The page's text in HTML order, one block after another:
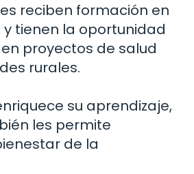
reciben formación en
tienen la oportunidad
proyectos de salud
rurales.
su aprendizaje,
les permite
de la